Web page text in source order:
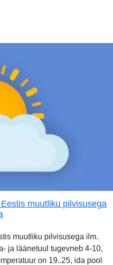
muutliku pilvisusega
muutliku pilvisusega ilm.
ja läänetuul tugevneb 4-10,
on 19..25, ida pool